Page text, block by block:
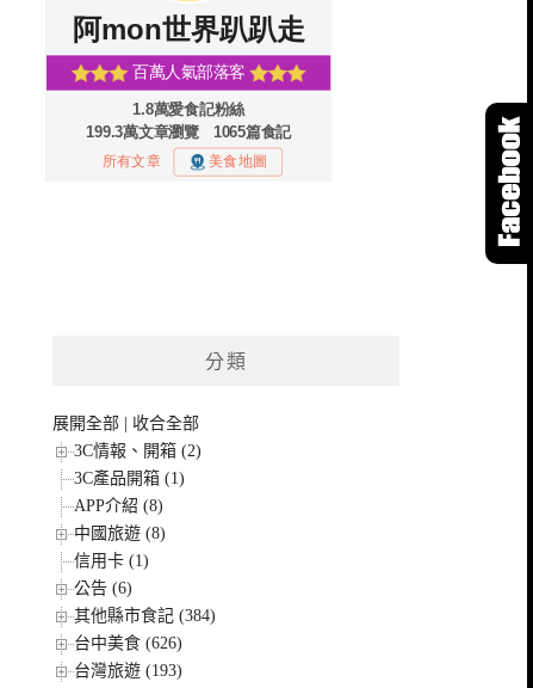
分類
展開全部
收合全部
3C情報、開箱 (2)
3C產品開箱 (1)
APP介紹 (8)
中國旅遊 (8)
信用卡 (1)
公告 (6)
其他縣市食記 (384)
台中美食 (626)
台灣旅遊 (193)